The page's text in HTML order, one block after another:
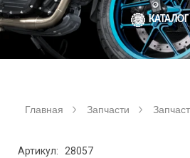
КАТАЛОГ
Главная Запчасти
Артикул: 28057